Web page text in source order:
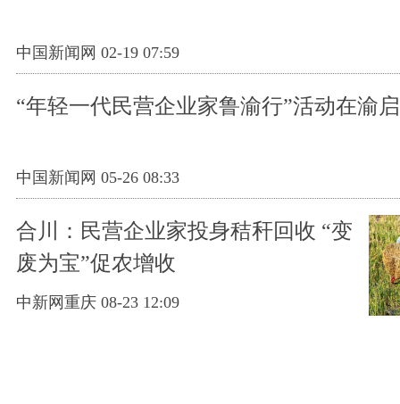
中国新闻网 02-19 07:59
“年轻一代民营企业家鲁渝行”活动在渝
中国新闻网 05-26 08:33
合川：民营企业家投身秸秆回收 “变
废为宝”促农增收
中新网重庆 08-23 12:09